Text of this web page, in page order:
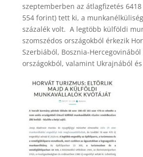
szeptemberben az átlagfizetés
554 forint) tett ki, a
százalék volt. A legtöbb külföldi
szomszédos országokból érkezik
Szerbiából, Bosznia-
országokból, valamint Ukrajnából